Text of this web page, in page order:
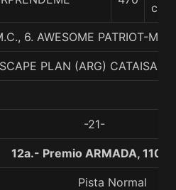
6. AWESOME PATRIOT-
PLAN (ARG) CATAISA
-21-
12a.- Premio ARMADA, 1100
Pista Normal